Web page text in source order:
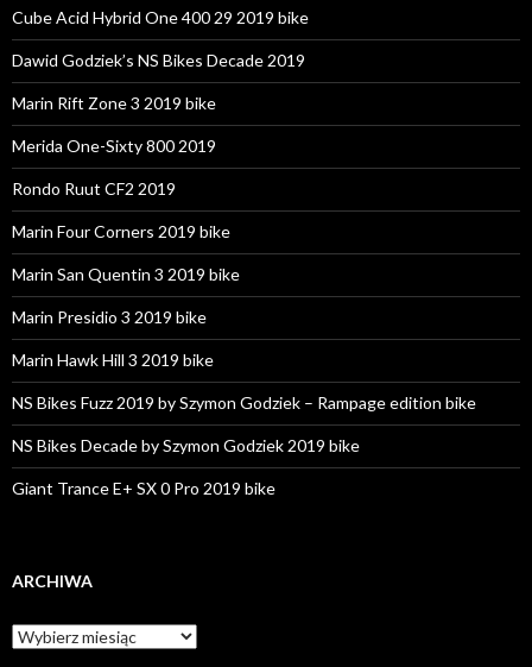
Cube Acid Hybrid One 400 29 2019 bike
Dawid Godziek’s NS Bikes Decade 2019
Marin Rift Zone 3 2019 bike
Merida One-Sixty 800 2019
Rondo Ruut CF2 2019
Marin Four Corners 2019 bike
Marin San Quentin 3 2019 bike
Marin Presidio 3 2019 bike
Marin Hawk Hill 3 2019 bike
NS Bikes Fuzz 2019 by Szymon Godziek – Rampage edition bike
NS Bikes Decade by Szymon Godziek 2019 bike
Giant Trance E+ SX 0 Pro 2019 bike
ARCHIWA
A
r